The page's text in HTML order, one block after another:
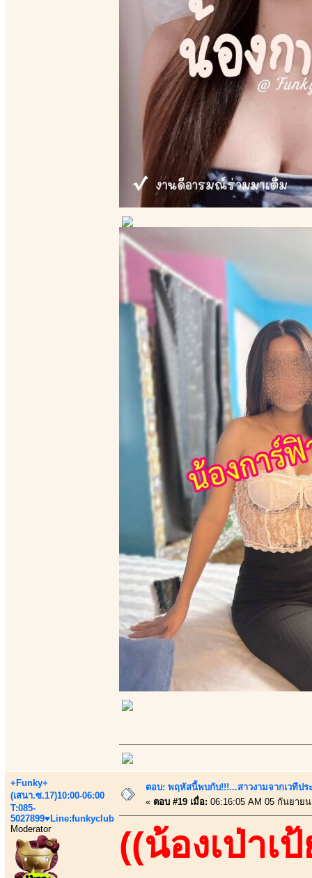
+Funky+
(เสนา.ซ.17)10:00-06:00
T:085-
5027899♥Line:funkyclub
Moderator
ตอบ: พฤหัสนี้พบกับ!!!...สาวงามจากเวทีปร
« ตอบ #19 เมื่อ: 06:16:05 AM 05 กันยาย
((น้องเป่าเ